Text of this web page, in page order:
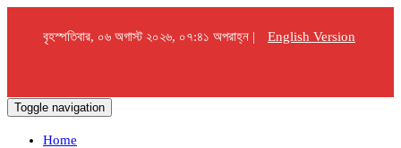
বৃহস্পতিবার, ০৬ অগাস্ট ২০২৬, ০৭:৪১ অপরাহ্ন | English Version
Toggle navigation
Home